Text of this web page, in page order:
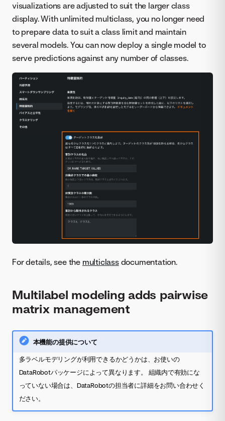
visualizations are adjusted to suit the larger class
display. With unlimited multiclass, you no longer need
to prepare data to suit a class limit and maintain
several models. You can now deploy a single model to
serve predictions against any number of classes.
For details, see the multiclassdocumentation.
Multilabel modeling adds pairwise
matrix management
本機能の提供について
多ラベルモデリングが利用できるかどうかは、お使いの
DataRobotパッケージによって異なります。 組織内で有効にな
っていない場合は、DataRobotの担当者に詳細をお問い合わせく
ださい。